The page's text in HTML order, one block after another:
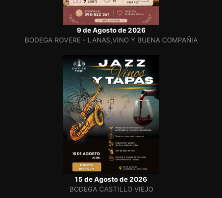
9 de Agosto de 2026
BODEGA ROVERE - LANAS,VINO Y BUENA COMPAÑIA
15 de Agosto de 2026
BODEGA CASTILLO VIEJO